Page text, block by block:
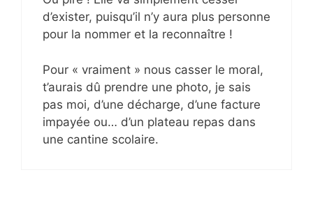
d’exister, puisqu’il n’y aura plus personne
pour la nommer et la reconnaître !
Pour « vraiment » nous casser le moral,
t’aurais dû prendre une photo, je sais
pas moi, d’une décharge, d’une facture
impayée ou… d’un plateau repas dans
une cantine scolaire.